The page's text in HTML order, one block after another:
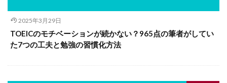
2025年3月29日
TOEICのモチベーションが続かない？965点の筆者がしてい
た7つの工夫と勉強の習慣化方法